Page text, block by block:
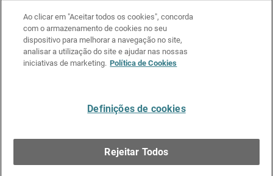
LinkedIn
X FacebookInstagram
YouTube
Ao clicar em "Aceitar todos os cookies", concorda
com o armazenamento de cookies no seu
dispositivo para melhorar a navegação no site,
analisar a utilização do site e ajudar nas nossas
iniciativas de marketing. Política de Cookies
Definições de cookies
Rejeitar Todos